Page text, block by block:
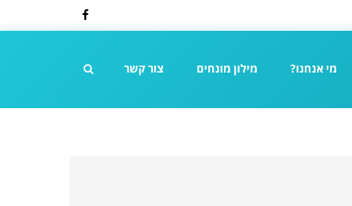
Facebook
מי אנחנו? מילון מונחים צור קשר